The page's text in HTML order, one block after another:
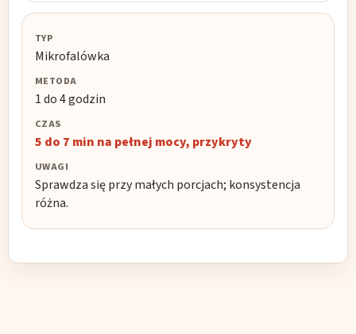
Mikrofalówka
1 do 4 godzin
5 do 7 min na pełnej mocy, przykryty
Sprawdza się przy małych porcjach; konsystencja
różna.